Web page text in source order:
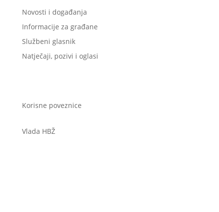
Novosti i događanja
Informacije za građane
Službeni glasnik
Natječaji, pozivi i oglasi
Korisne poveznice
Vlada HBŽ